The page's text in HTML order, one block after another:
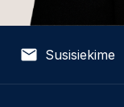
Susisiekime